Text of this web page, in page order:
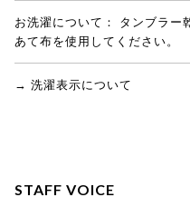
お洗濯について：
タンブラー
あて布を使用してください。
→ 洗濯表示について
STAFF VOICE